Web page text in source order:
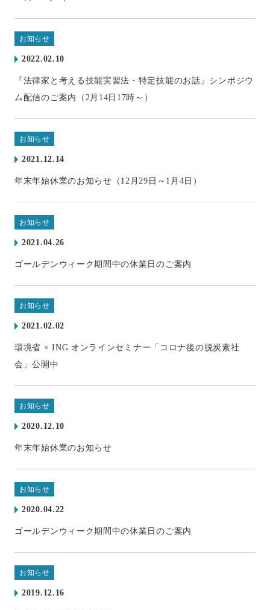
お知らせ
2022.02.10
『法律家と考える技能実習法・特定技能のお話』シンポジウ
ム配信のご案内（2月14日17時～）
お知らせ
2021.12.14
年末年始休業のお知らせ（12月29日～1月4日）
お知らせ
2021.04.26
ゴールデンウィーク期間中の休業日のご案内
お知らせ
2021.02.02
環境省 × ING オンラインセミナー「コロナ後の脱炭素社
会」公開中
お知らせ
2020.12.10
年末年始休業のお知らせ
お知らせ
2020.04.22
ゴールデンウィーク期間中の休業日のご案内
お知らせ
2019.12.16